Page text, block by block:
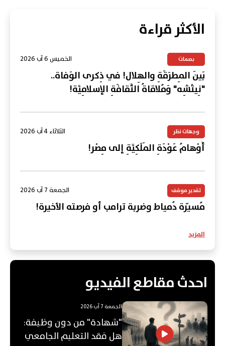
الأكثر قراءة
بصمات الخميس 6 آب 2026
بَينَ المِطرَقَةِ والهِلال! في ذِكرى الوَفاة..
"نِيتْشِه" وَمُلاقاةُ الثَّقافَةِ الإسلامِيَّة!
وجهات نظر الثلاثاء 4 آب 2026
أَوْهامُ عَوْدَةِ المَلَكِيَّةِ إلى مِصْر!
تقدير موقف الجمعة 7 آب 2026
مُسيّرة دُمياط وضربة ترامب أو فرصته الأخيرة!
المزيد
احدث مقاطع الفيديو
الجمعة 7 آب 2026
"شهادة" من دون وظيفة:
هل فقد التعليم الجامعي